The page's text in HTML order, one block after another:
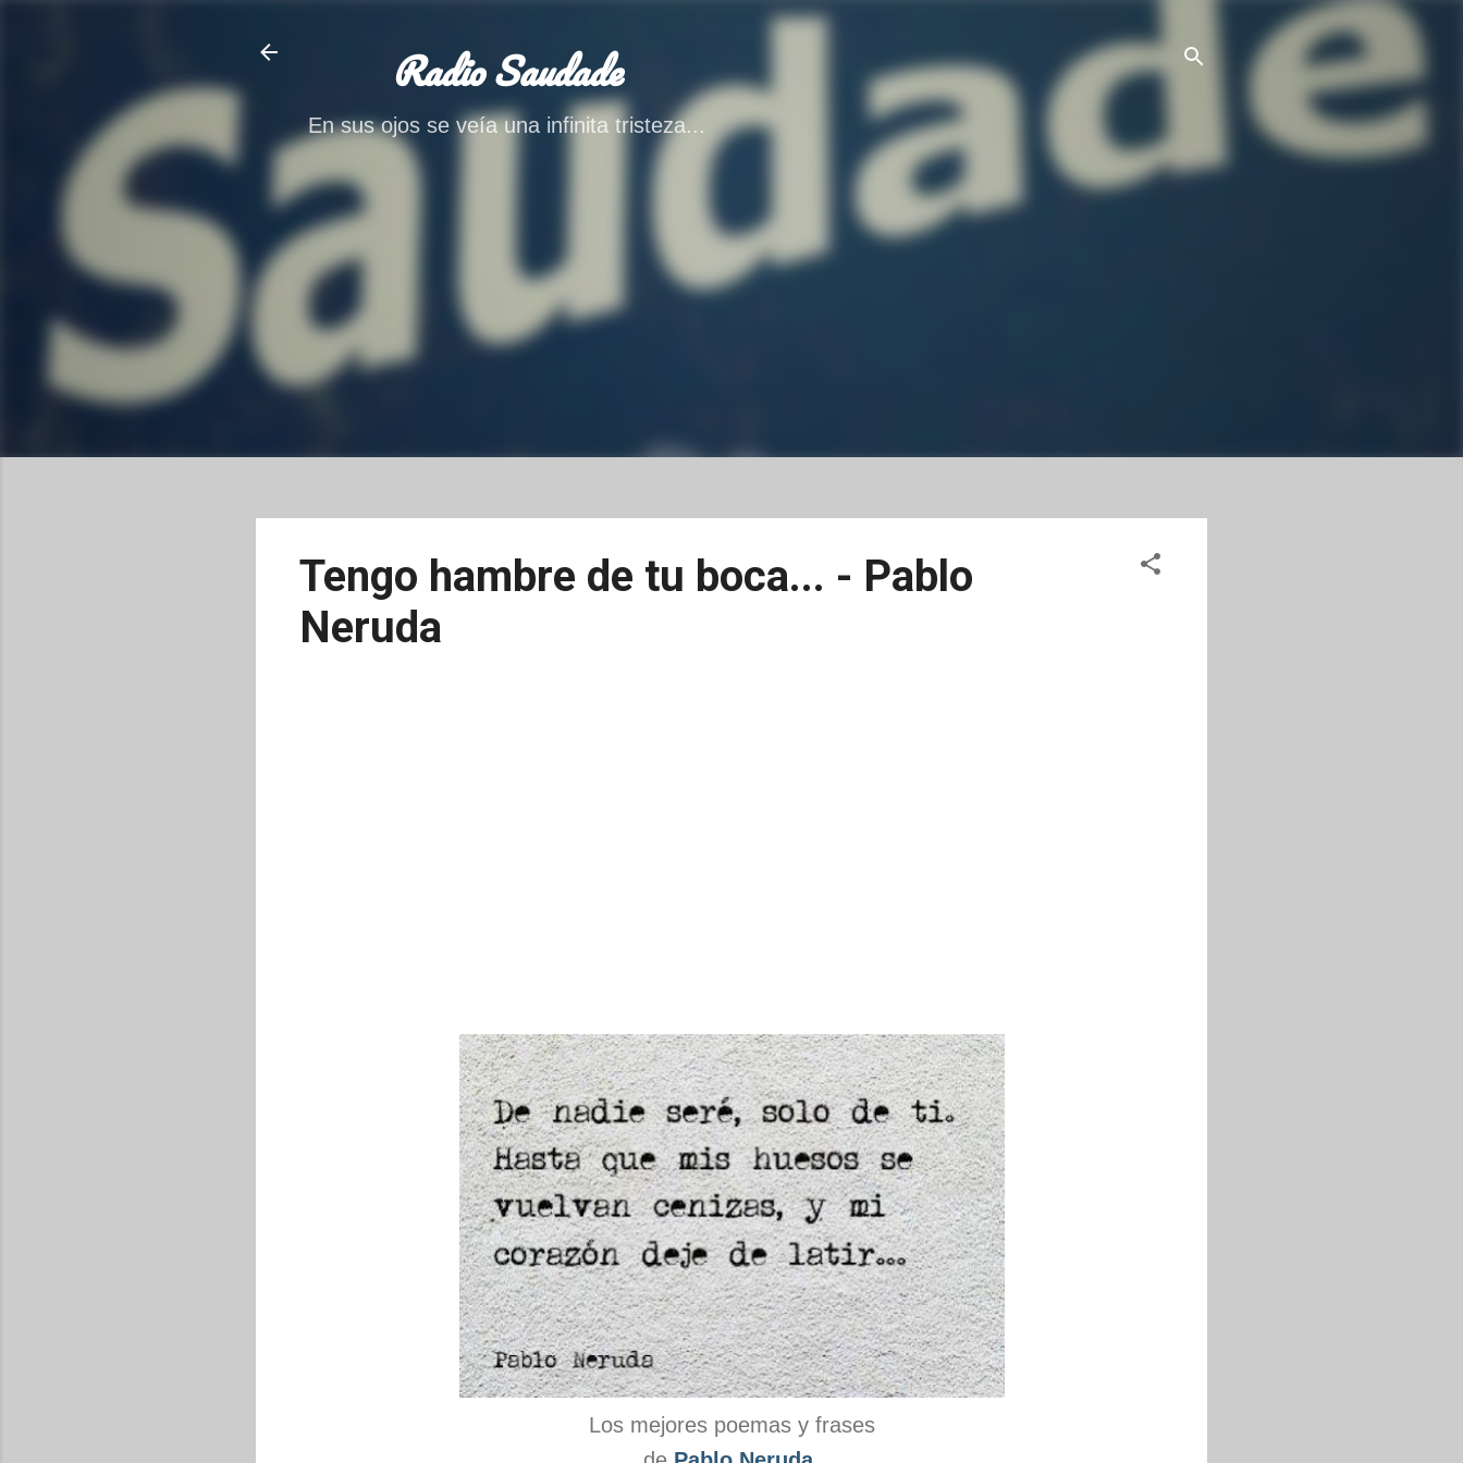
Ir al contenido principal
Radio Saudade
En sus ojos se veía una infinita tristeza...
Tengo hambre de tu boca... - Pablo
Neruda
Los mejores poemas y frases